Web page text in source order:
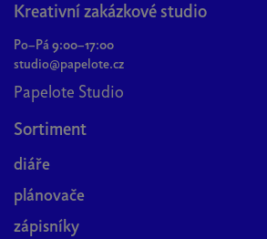
Kreativní zakázkové studio
Po–Pá 9:00–17:00
studio@papelote.cz
Papelote Studio
Sortiment
diáře
plánovače
zápisníky